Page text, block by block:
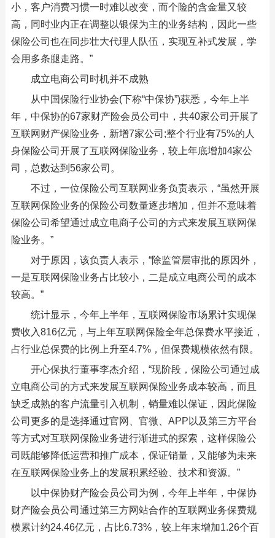
小，客户消费习惯一时难以改变，而个险的含金量又较
高，同时业内正在调整以银保为主的业务结构，因此一些
保险公司也在同步壮大代理人队伍，实现互补式发展，学
会用多条腿走路。”
成立电商公司时机并不成熟
从中国保险行业协会(下称“中保协”)获悉，今年上半
年，中保协的67家财产险会员公司中，共40家公司开展了
互联网财产保险业务，新增7家公司;整个行业有75%的人
身保险公司开展了互联网保险业务，较上年底增加4家公
司，总数达到56家公司。
不过，一位保险公司互联网业务负责表示，“虽然开展
互联网保险业务的保险公司数量逐步增加，但并不意味着
保险公司希望通过成立电商子公司的方式来发展互联网保
险业务。”
对于原因，该负责人表示，“除监管层审批的原因外，
一是互联网保险业务占比较小，二是成立电商公司的成本
较高。”
统计显示，今年上半年，互联网保险市场累计实现保
费收入816亿元，与上年互联网保险全年总保费水平接近，
占行业总保费的比例上升至4.7%，但保费规模依然有限。
开心保执行董事李杰介绍，“现阶段，保险公司通过成
立电商公司的方式来发展互联网保险业务成本较高，而且
缺乏成熟的客户流量引入机制，销量难以保证，因此保险
公司更多的是选择通过官网、官微、APP以及第三方平台
等方式对互联网保险业务进行渐进式的探索，这样保险公
司既能够降低运营和推广成本，保证销量，又能够为未来
在互联网保险业务上的发展积累经验、技术和资源。”
以中保协财产险会员公司为例，今年上半年，中保协
财产险会员公司通过第三方网站合作的互联网业务保费规
模累计约24.46亿元，占比6.73%，较上年末增加1.26个百